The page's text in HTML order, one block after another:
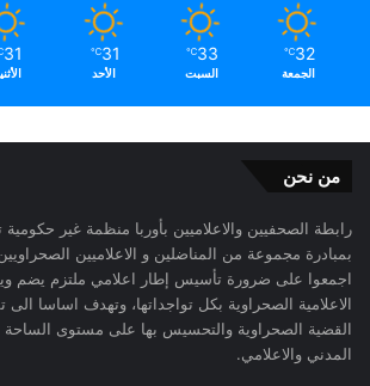
32
℃
الجمعة
33
℃
السبت
31
℃
الأحد
31
من نحن
بمبادرة مجموعة من المناضلين و الاعلاميين
اجمعوا على ضرورة تأسيس إطار اعلامي ملتزم يضم
الاعلامية الصحراوية بكل تواجداتها، وتهدف اساسا
القضية الصحراوية والتحسيس بها على مستوى الساحة
المدني والاعلامي.